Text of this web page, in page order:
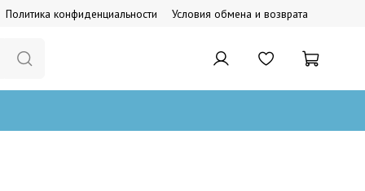
Политика конфиденциальности Условия обмена и возврата